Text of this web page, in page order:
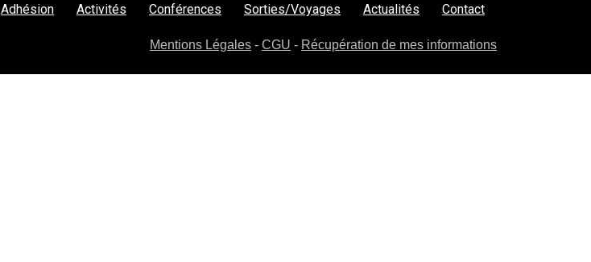
Adhésion Activités Conférences Sorties/Voyages Actualités Contact
Mentions Légales - CGU - Récupération de mes informations